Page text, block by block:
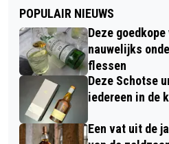
POPULAIR NIEUWS
Deze goedkope
nauwelijks
flessen
Deze Schotse
iedereen in de
Een vat uit de